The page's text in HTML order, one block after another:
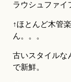
ラウシュファイ
↑ほとんど木管
ん。。。
古いスタイルな
で新鮮。